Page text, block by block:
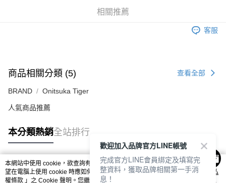
相關推薦
客服
商品相關分類 (5) 查看全部
BRAND Onitsuka Tiger
人氣商品推薦
本分類熱銷全站排行
熱門標籤
本網站中使用 cookie，欲查詢有關本網站使用 cookie 方式之詳情，及若您不希
望在電腦上使用 cookie 時應如何變更電腦的 cookie 設定，請參閱本網站「
隱私
權條款 」之 Cookie 聲明。您繼續使用本網站即表示您同意本公司得按本網站使
歡迎加入品牌官方LINE帳號
完成官方LINE會員綁定及填寫完
整資料，獲取品牌相關第一手消
息！